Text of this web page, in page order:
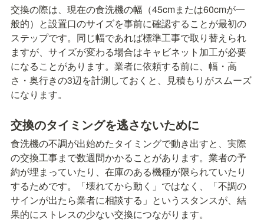
交換の際は、現在の食洗機の幅（45cmまたは60cmが一
般的）と設置口のサイズを事前に確認することが最初の
ステップです。同じ幅であれば標準工事で取り替えられ
ますが、サイズが変わる場合はキャビネット加工が必要
になることがあります。業者に依頼する前に、幅・高
さ・奥行きの3辺を計測しておくと、見積もりがスムーズ
になります。
交換のタイミングを逃さないために
食洗機の不調が出始めたタイミングで動き出すと、実際
の交換工事まで数週間かかることがあります。業者の予
約が埋まっていたり、在庫のある機種が限られていたり
するためです。「壊れてから動く」ではなく、「不調の
サインが出たら業者に相談する」というスタンスが、結
果的にストレスの少ない交換につながります。